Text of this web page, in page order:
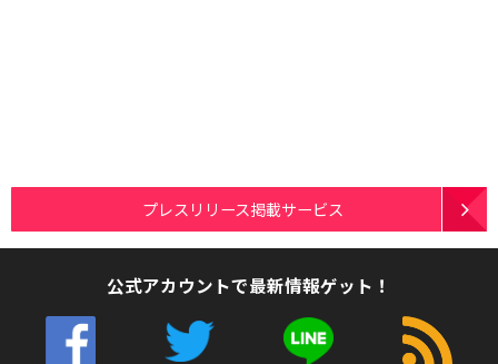
プレスリリース掲載サービス
公式アカウントで最新情報ゲット！